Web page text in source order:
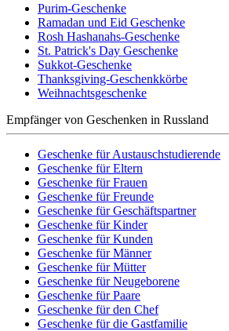
Purim-Geschenke
Ramadan und Eid Geschenke
Rosh Hashanahs-Geschenke
St. Patrick's Day Geschenke
Sukkot-Geschenke
Thanksgiving-Geschenkkörbe
Weihnachtsgeschenke
Empfänger von Geschenken in Russland
Geschenke für Austauschstudierende
Geschenke für Eltern
Geschenke für Frauen
Geschenke für Freunde
Geschenke für Geschäftspartner
Geschenke für Kinder
Geschenke für Kunden
Geschenke für Männer
Geschenke für Mütter
Geschenke für Neugeborene
Geschenke für Paare
Geschenke für den Chef
Geschenke für die Gastfamilie